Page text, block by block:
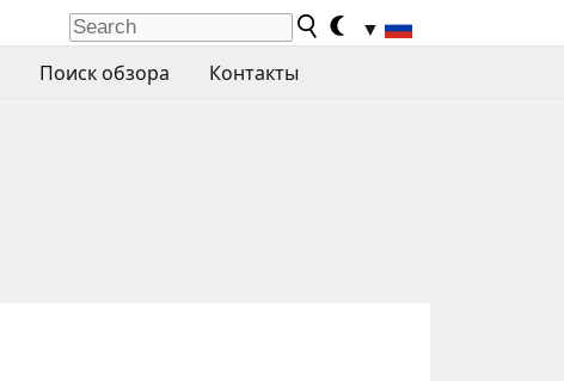
▼
Поиск обзора Контакты